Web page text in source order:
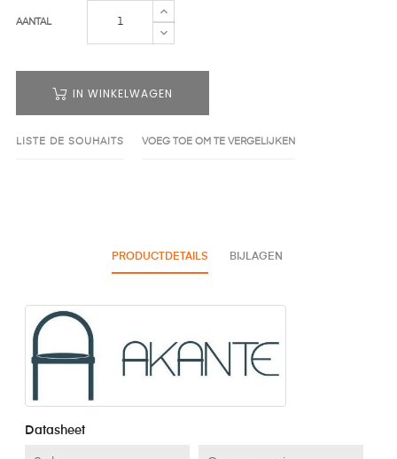
AANTAL
IN WINKELWAGEN
LISTE DE SOUHAITS VOEG TOE OM TE VERGELIJKEN
PRODUCTDETAILS BIJLAGEN
Datasheet